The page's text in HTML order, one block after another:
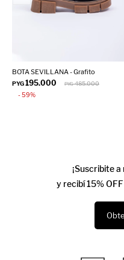
BOTA SEVILLANA - Grafito
PYG195.000 PYG 485.000
59
¡Suscribite
y recibí 15%